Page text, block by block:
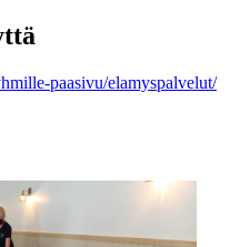
paasivu/elamyspalvelut/